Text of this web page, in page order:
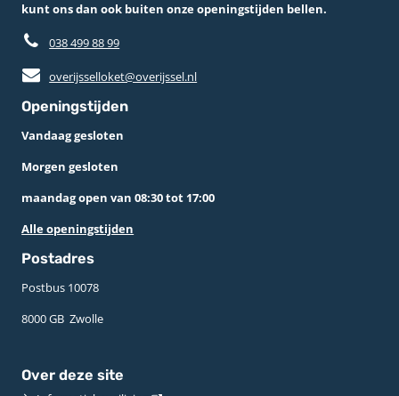
kunt ons dan ook buiten onze openingstijden bellen.
038 499 88 99
overijsselloket@overijssel.nl
Openingstijden
Vandaag gesloten
Morgen gesloten
maandag open van 08:30 tot 17:00
Alle openingstijden
Postadres
Postbus 10078 ­
8000 GB ­ Zwolle
Over deze site